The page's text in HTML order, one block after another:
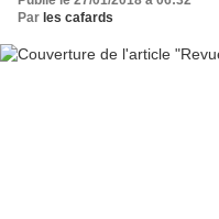
Par les cafards